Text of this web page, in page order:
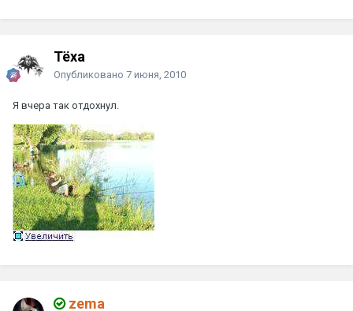
Тёха
Опубликовано 7 июня, 2010
Я вчера так отдохнул.
zema